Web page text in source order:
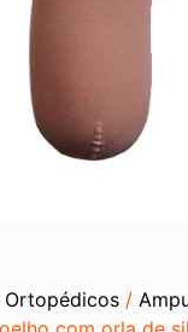
Ortopédicos /